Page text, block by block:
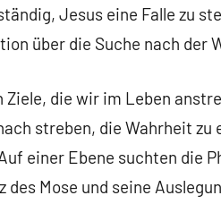
Jesus eine Falle zu
über die Suche nach der
die wir im Leben
streben, die Wahrheit zu
einer Ebene suchten die
des Mose und seine